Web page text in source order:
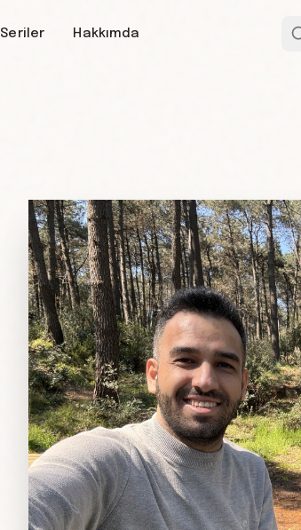
Seriler Hakkımda